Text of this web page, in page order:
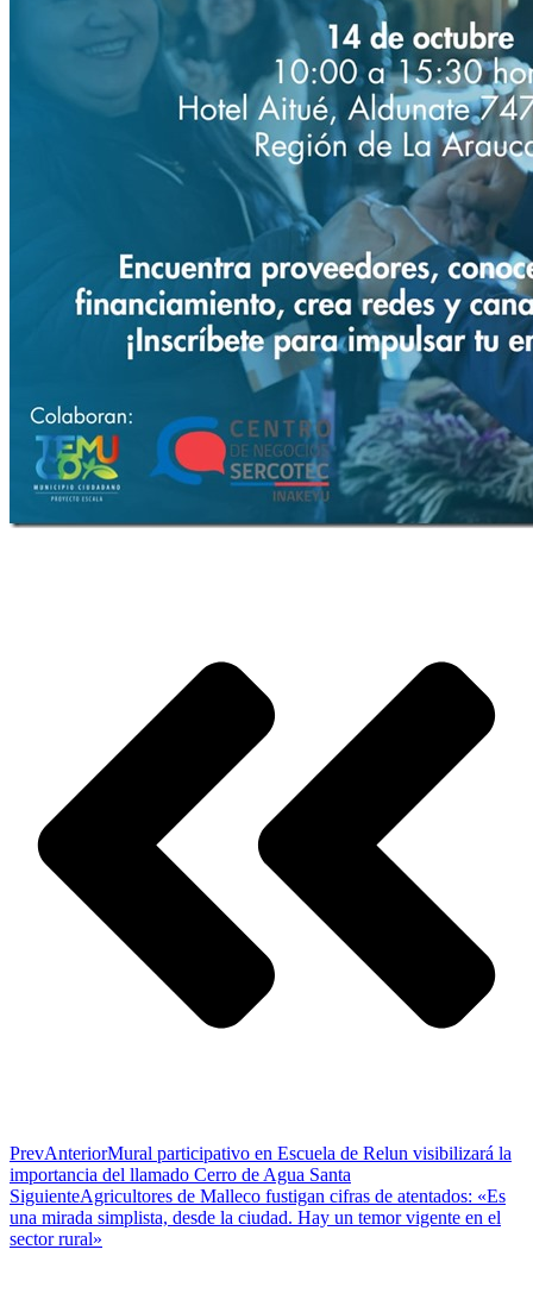
PrevAnteriorMural participativo en Escuela de Relun visibilizará la
importancia del llamado Cerro de Agua Santa
SiguienteAgricultores de Malleco fustigan cifras de atentados: «Es
una mirada simplista, desde la ciudad. Hay un temor vigente en el
sector rural»